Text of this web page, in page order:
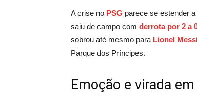
A crise no PSG parece se estender
saiu de campo com derrota por 2 a
sobrou até mesmo para Lionel
Parque dos Príncipes.
Emoção e virada